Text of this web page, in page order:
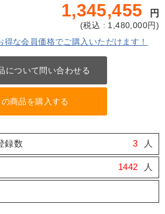
1,345,455 円
(税込 : 1,480,000円)
な会員価格でご購入いただけます！
について問い合わせる
の商品を購入する
録数 3 人
1442 人